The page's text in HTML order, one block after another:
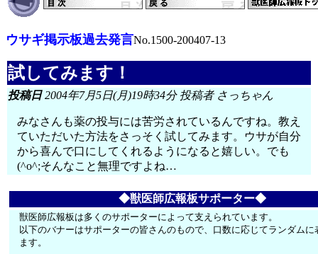
ウサギ掲示板過去発言No.1500-200407-13
試してみます！
投稿日2004年7月5日(月)19時34分 投稿者 さっちゃん
みなさんも薬の投与には苦労されているんですね。教え
ていただいた方法をさっそく試してみます。ウサが自分
から喜んで口にしてくれるようになると嬉しい。でも
(^o^;そんなこと無理ですよね…
◆獣医師広報板サポーター◆
獣医師広報板は多くのサポーターによって支えられています。
以下のバナーはサポーターの皆さんのもので、口数に応じてランダムに
ます。